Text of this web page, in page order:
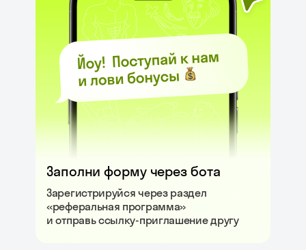
Заполни форму через бота
Зарегистрируйся через раздел
«реферальная программа»
и отправь ссылку-приглашение другу